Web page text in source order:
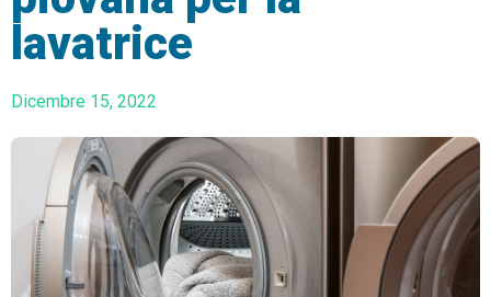
lavatrice
Dicembre 15, 2022